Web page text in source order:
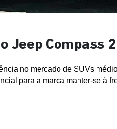
Jeep Compass
no mercado de SUVs
para a marca manter-se à